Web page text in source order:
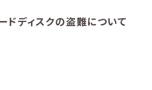
ドディスクの盗難について